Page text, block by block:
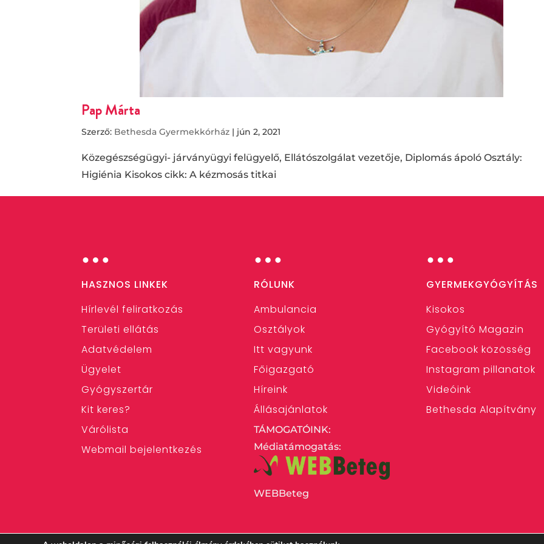
Pap Márta
Szerző: Bethesda Gyermekkórház | jún 2, 2021
Közegészségügyi- járványügyi felügyelő, Ellátószolgálat vezetője, Diplomás ápoló Osztály:
Higiénia Kisokos cikk: A kézmosás titkai
…
HASZNOS LINKEK
Hírlevél feliratkozás
Területi ellátás
Adatvédelem
Ügyelet
Gyógyszertár
Kit keres?
Várólista
Webmail bejelentkezés
…
RÓLUNK
Ambulancia
Osztályok
Itt vagyunk
Főigazgató
Híreink
Állásajánlatok
TÁMOGATÓINK:
Médiatámogatás:
WEBBeteg
…
GYERMEKGYÓGYÍTÁS
Kisokos
Gyógyító Magazin
Facebook közösség
Instagram pillanatok
Videóink
Bethesda Alapítvány